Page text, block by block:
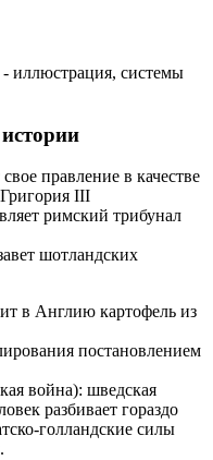
правление в качестве
III
римский трибунал
шотландских
в Англию картофель из
постановлением
война): шведская
разбивает гораздо
голландские силы